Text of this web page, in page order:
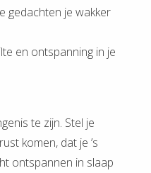
gedachten je wakker
en ontspanning in je
te zijn. Stel je
komen, dat je ’s
ontspannen in slaap